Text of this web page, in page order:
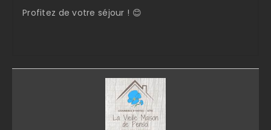
Profitez de votre séjour ! 😊